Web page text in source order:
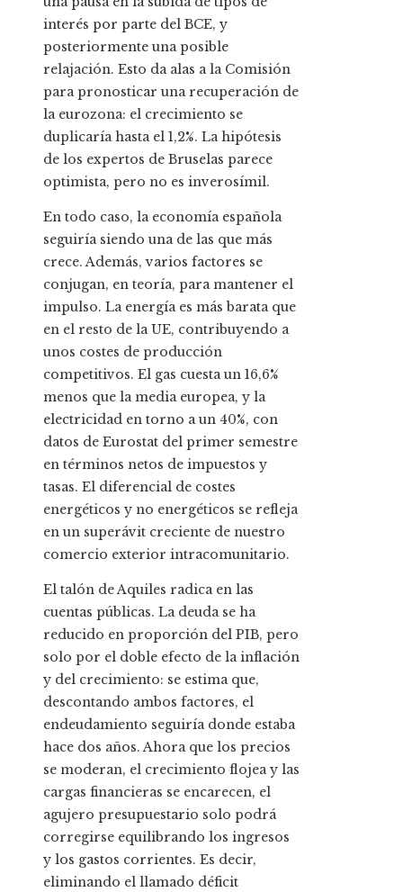
interés por parte del BCE, y
posteriormente una posible
relajación. Esto da alas a la Comisión
para pronosticar una recuperación de
la eurozona: el crecimiento se
duplicaría hasta el 1,2%. La hipótesis
de los expertos de Bruselas parece
optimista, pero no es inverosímil.
En todo caso, la economía española
seguiría siendo una de las que más
crece. Además, varios factores se
conjugan, en teoría, para mantener el
impulso. La energía es más barata que
en el resto de la UE, contribuyendo a
unos costes de producción
competitivos. El gas cuesta un 16,6%
menos que la media europea, y la
electricidad en torno a un 40%, con
datos de Eurostat del primer semestre
en términos netos de impuestos y
tasas. El diferencial de costes
energéticos y no energéticos se refleja
en un superávit creciente de nuestro
comercio exterior intracomunitario.
El talón de Aquiles radica en las
cuentas públicas. La deuda se ha
reducido en proporción del PIB, pero
solo por el doble efecto de la inflación
y del crecimiento: se estima que,
descontando ambos factores, el
endeudamiento seguiría donde estaba
hace dos años. Ahora que los precios
se moderan, el crecimiento flojea y las
cargas financieras se encarecen, el
agujero presupuestario solo podrá
corregirse equilibrando los ingresos
y los gastos corrientes. Es decir,
eliminando el llamado déficit